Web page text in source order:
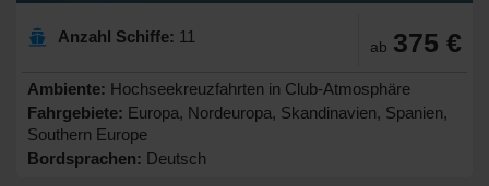
Anzahl Schiffe: 11
ab 375 €
Ambiente: Hochseekreuzfahrten in Club-Atmosphäre
Fahrgebiete: Europa, Nordeuropa, Skandinavien, Spanien,
Southern Europe
Bordsprachen: Deutsch